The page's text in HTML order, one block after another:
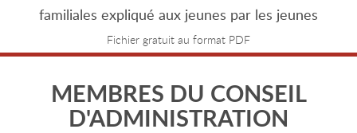
familiales expliqué aux jeunes par les jeunes
Fichier gratuit au format PDF
MEMBRES DU CONSEIL
D'ADMINISTRATION